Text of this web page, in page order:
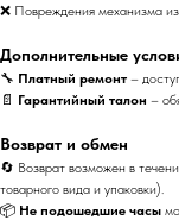
❌ Повреждения механизма
Дополнительные
🔧 Платный ремонт –
📄 Гарантийный талон –
Возврат и обмен
🔄 Возврат возможен в
товарного вида и упаковки).
📦 Не подошедшие часы